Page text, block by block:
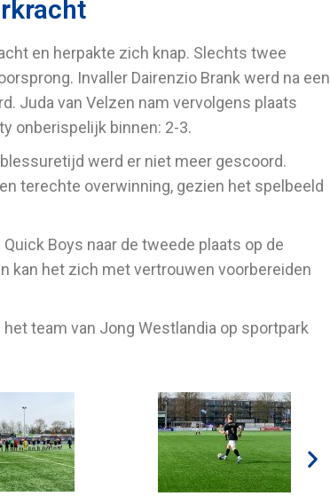
en herpakte zich knap. Slechts twee
Invaller Dairenzio Brank werd na een
Juda van Velzen nam vervolgens plaats
onberispelijk binnen: 2-3.
werd er niet meer gescoord.
terechte overwinning, gezien het spelbeeld
Boys naar de tweede plaats op de
kan het zich met vertrouwen voorbereiden
team van Jong Westlandia op sportpark